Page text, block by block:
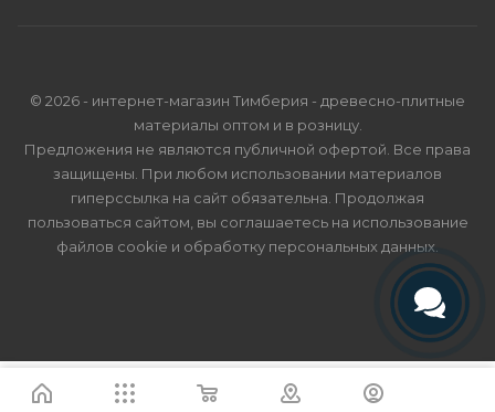
© 2026 - интернет-магазин Тимберия - древесно-плитные
материалы оптом и в розницу.
Предложения не являются публичной офертой. Все права
защищены. При любом использовании материалов
гиперссылка на сайт обязательна. Продолжая
пользоваться сайтом, вы соглашаетесь на использование
файлов cookie и обработку персональных данных
Мы используем файлы cookie. Подробнее
Telegram